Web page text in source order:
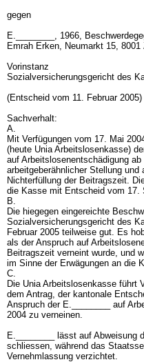
gegen
E.________, 1966,
Emrah Erken, Neumarkt 15, 8001
Vorinstanz
Sozialversicherungsgericht des
(Entscheid vom 11. Februar 2005)
Sachverhalt:
A.
Mit Verfügungen vom 17. Mai
(heute Unia Arbeitslosenkasse)
auf Arbeitslosenentschädigung
arbeitgeberähnlicher Stellung und
Nichterfüllung der Beitragszeit.
die Kasse mit Entscheid vom 17.
B.
Die hiegegen eingereichte
Sozialversicherungsgericht des
Februar 2005 teilweise gut. Es
als der Anspruch auf
Beitragszeit verneint wurde, und
im Sinne der Erwägungen an die
C.
Die Unia Arbeitslosenkasse führt
dem Antrag, der kantonale
Anspruch der E.________ auf
2004 zu verneinen.
E.________ lässt auf Abweisung
schliessen, während das
Vernehmlassung verzichtet.